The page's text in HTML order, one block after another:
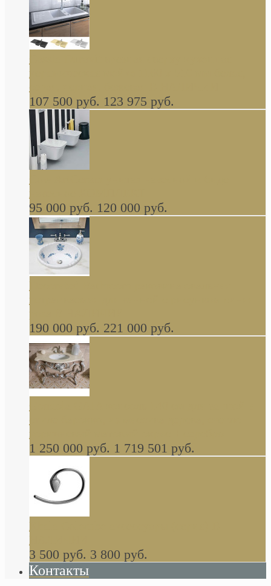
керамическая мойка 1160 x 510 мм белая,
серая, черная, бежевая В НАЛИЧИИ
107 500 руб. 123 975 руб.
навесное КОМПЛЕКТ
95 000 руб. 120 000 руб.
Decorated Bathroom раковина овальная
встраиваемая для ванной с рисунком синяя
роза В НАЛИЧИИ
190 000 руб. 221 000 руб.
стиле барокко, из массива дерева, светло
коричневый матовый окрас + серебро
1 250 000 руб. 1 719 501 руб.
Khala Colombo аксессуары (серия) В
НАЛИЧИИ
3 500 руб. 3 800 руб.
Контакты